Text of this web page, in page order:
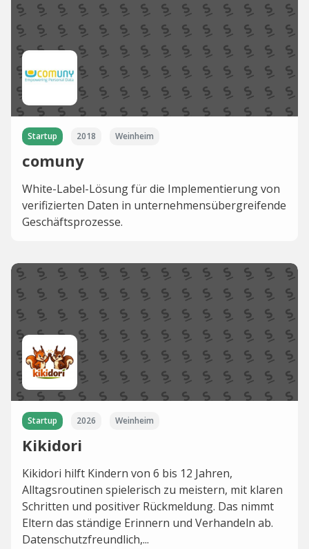
Startup 2018 Weinheim
comuny
White-Label-Lösung für die Implementierung von
verifizierten Daten in unternehmensübergreifende
Geschäftsprozesse.
Startup 2026 Weinheim
Kikidori
Kikidori hilft Kindern von 6 bis 12 Jahren,
Alltagsroutinen spielerisch zu meistern, mit klaren
Schritten und positiver Rückmeldung. Das nimmt
Eltern das ständige Erinnern und Verhandeln ab.
Datenschutzfreundlich,...